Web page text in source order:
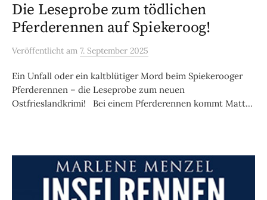
Die Leseprobe zum tödlichen
Pferderennen auf Spiekeroog!
Veröffentlicht am 7. September 2025
Ein Unfall oder ein kaltblütiger Mord beim Spiekerooger
Pferderennen – die Leseprobe zum neuen
Ostfrieslandkrimi! Bei einem Pferderennen kommt Matt...